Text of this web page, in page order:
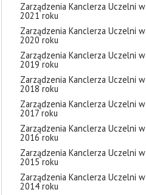
Zarządzenia Kanclerza Uczelni w
2021 roku
Zarządzenia Kanclerza Uczelni w
2020 roku
Zarządzenia Kanclerza Uczelni w
2019 roku
Zarządzenia Kanclerza Uczelni w
2018 roku
Zarządzenia Kanclerza Uczelni w
2017 roku
Zarządzenia Kanclerza Uczelni w
2016 roku
Zarządzenia Kanclerza Uczelni w
2015 roku
Zarządzenia Kanclerza Uczelni w
2014 roku